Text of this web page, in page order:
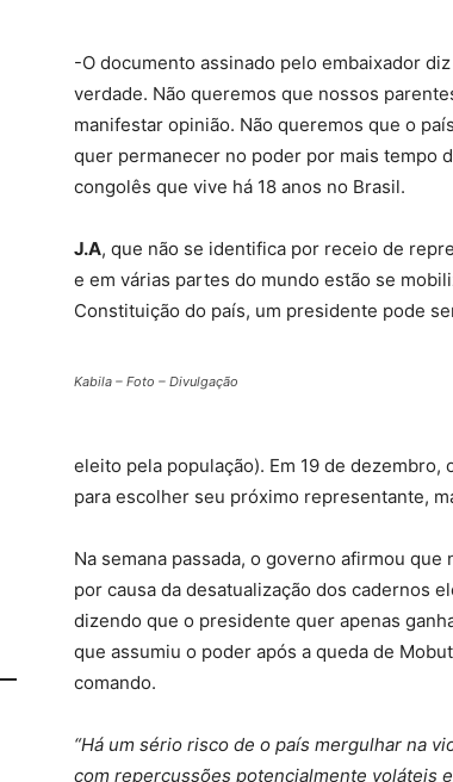
-O documento assinado pelo embaixador
verdade. Não queremos que nossos
manifestar opinião. Não queremos que o
quer permanecer no poder por mais tempo
congolês que vive há 18 anos no Brasil.
J.A, que não se identifica por receio de
e em várias partes do mundo estão se
Constituição do país, um presidente pode
Kabila – Foto – Divulgação
eleito pela população). Em 19 de
para escolher seu próximo representante,
Na semana passada, o governo afirmou
por causa da desatualização dos cadernos
dizendo que o presidente quer apenas
que assumiu o poder após a queda de
comando.
“Há um sério risco de o país mergulhar na
com repercussões potencialmente voláteis